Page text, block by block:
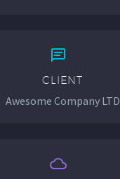


CLIENT
Awesome Company LTD

